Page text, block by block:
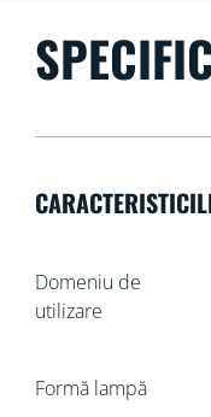
Domeniu de
utilizare
Formă lampă